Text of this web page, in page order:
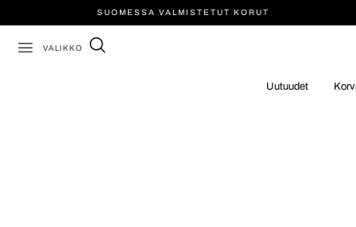
SUOMESSA VALMISTETUT KORUT
VALIKKO
Uutuudet